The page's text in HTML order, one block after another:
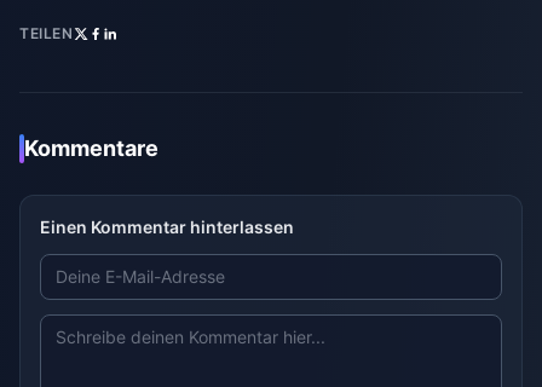
TEILEN
Kommentare
Einen Kommentar hinterlassen